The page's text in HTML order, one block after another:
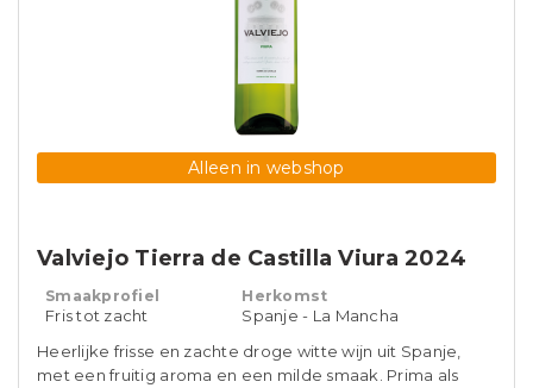
Alleen in webshop
Valviejo Tierra de Castilla Viura 2024
Smaakprofiel
Fris tot zacht
Herkomst
Spanje - La Mancha
Heerlijke frisse en zachte droge witte wijn uit Spanje,
met een fruitig aroma en een milde smaak. Prima als